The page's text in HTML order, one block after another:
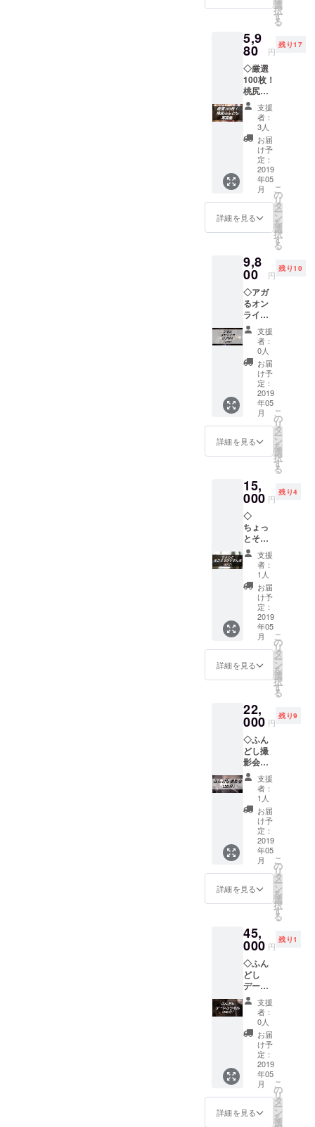
所詳細
は支援
された
方のみ
お送り
いたし
ま
す。）
講座に
参加で
きない
場合
は、
ワーク
ショッ
プを収
録した
メール
にてご
用意い
たしま
すので
ご連絡
くださ
い♡ ※
講座内
容は本
文に記
載して
おりま
す。
ンは
おりま
せん
♡） サ
イズ
は、支
援画面
の備考
欄に記
載して
くださ
い♪
選
択
す
る
5,9
80 円
残り17
◇厳選
100枚！
桃尻ふ
んどし
写真集
３００
０枚か
ら選ん
だお気
に入り
の１０
０枚
に、ア
ガる格
言を散
りばめ
る・ウ
ケる写
真集に
してお
りま
す。 こ
れを枕
元に置
いて寝
ると、
気づい
たらア
ガって
いるか
も♡
（あな
ただけ
とサイ
ン入
り。）
支援
者：
3人
お届
け予
定：
2019
年05
月
詳細を見る
こ
の
リ
タ
ー
ン
を
選
択
す
る
9,8
00 円
残り10
◇アガ
るオン
ライン
コンサ
ル（90
分） ビ
デオ電
話でな
んでも
ご相談
いただ
けます
♡ 日時
は調整
可能で
す＾＾
望があ
れば、
ふんど
し着用
しなが
らでも
w）
支援
者：
0人
お届
け予
定：
2019
年05
月
詳細を見る
こ
の
リ
タ
ー
ン
を
選
択
す
る
15,
000 円
残り4
◇
ちょっ
とそこ
らでア
ゲまん
茶（90
分） 実
際に
会っ
て、お
茶をす
すりな
がらお
話を聞
かせて
くださ
所は都
内かそ
の近郊
のカ
フェに
て、日
時も含
め支援
者の方
と話し
合って
決めた
いと思
います
（交通
費不要
です
くださ
いませ
♡） そ
の他ど
うして
もここ
で話し
い！っ
て場所
があり
ました
ら、別
途相談
しま
しょ
♡（※1
支援
者：
1人
お届
け予
定：
2019
年05
月
詳細を見る
こ
の
リ
タ
ー
ン
を
選
択
す
る
22,
000 円
残り9
◇ふん
どし撮
影会
（120
分） T
シャツ
or写真
集付き
♡支援
画面の
備考欄
に記載
してく
ださい♪
（サイ
ズはS、
らお選
びいた
だけま
す。）
５月２
５日
１３
時〜 場
所は都
内かそ
の近郊
にて、
撮り放
題です
♡ 会場
代は含
まれて
支援
者：
1人
お届
け予
定：
2019
年05
月
詳細を見る
こ
の
リ
タ
ー
ン
を
選
択
す
る
45,
000 円
残り1
◇ふん
どし
デート
コンサ
ル（240
分） も
し、意
中の女
性がふ
んどし
を下着
に使用
してい
たら…
シチュ
支援
者：
0人
お届
け予
定：
2019
年05
月
詳細を見る
こ
の
リ
タ
ー
ン
を
選